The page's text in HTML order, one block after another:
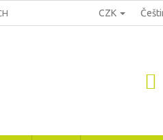
OSOBNÍCH ÚDAJŮ
CZK